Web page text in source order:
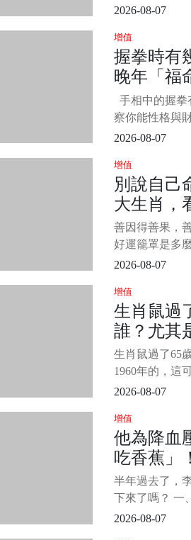
日得關聖帝君
明，今日終於
有橫逆障礙一
奔！正財穩穩
甘霖，投資順
遇貴人
2026-08-07
增值
握拳時有
晚年「福
命」：太
手相中的握拳
察你能性格與
伸出你的手，
醇厚，為人善
命中帶財。 然
磨難，運勢開
年以後才開
2026-08-07
增值
別說自己
大生肖，
就知道
善因得善果，
好運籠罩是多
多人難以觸及
全是因為善念
這七大屬相今
誰羨慕，財星
高，註定一生
筆者看看都有
2026-08-07
增值
生肖鼠過
誰？尤其
這可能就
生肖鼠過了65
1960年的，這
難違，天意難
是1960年出生
天干地支特殊
能依靠何人？
「福無雙至，
2026-08-07
增值
他為降血
吃香蕉」
看檢查結
了
半年過去了，
下來了嗎？ 一
嗎？ 有一定依
2026-08-07